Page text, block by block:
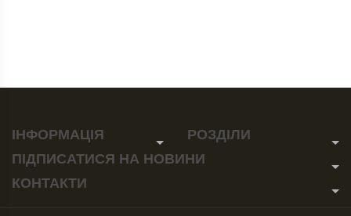
ІНФОРМАЦІЯ
РОЗДІЛИ
ПІДПИСАТИСЯ НА НОВИНИ
КОНТАКТИ